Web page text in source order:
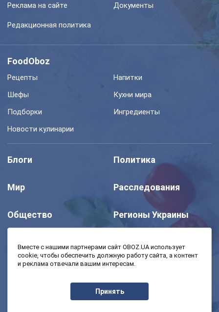
Реклама на сайте Документы
Редакционная политика
FoodOboz
Рецепты
Напитки
Шефы
Кухни мира
Подборки
Ингредиенты
Новости кулинарии
Блоги Политика
Мир Расследования
Общество Регионы Украины
Моя школа Авто
Экономика
Вместе с нашими партнерами сайт OBOZ.UA использует
cookie, чтобы обеспечить должную работу сайта, а контент
и реклама отвечали вашим интересам.
Принять